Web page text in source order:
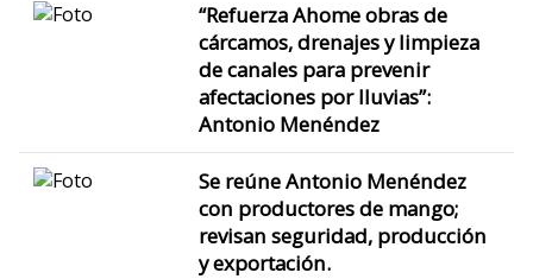
“Refuerza Ahome obras de
cárcamos, drenajes y limpieza
de canales para prevenir
afectaciones por lluvias”:
Antonio Menéndez
Se reúne Antonio Menéndez
con productores de mango;
revisan seguridad, producción
y exportación.